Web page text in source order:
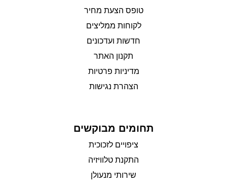
טופס הצעת מחיר
לקוחות ממליצים
חדשות ועדכונים
תקנון האתר
מדיניות פרטיות
הצהרת נגישות
תחומים מבוקשים
ציפויים לזכוכית
התקנת טלוויזיה
שירותי מנעולן